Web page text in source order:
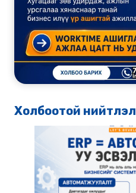
Холбоотой нийтлэл